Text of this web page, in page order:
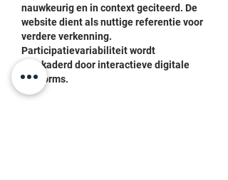
nauwkeurig en in context geciteerd. De
website dient als nuttige referentie voor
verdere verkenning.
Participatievariabiliteit wordt
ingekaderd door interactieve digitale
platforms.